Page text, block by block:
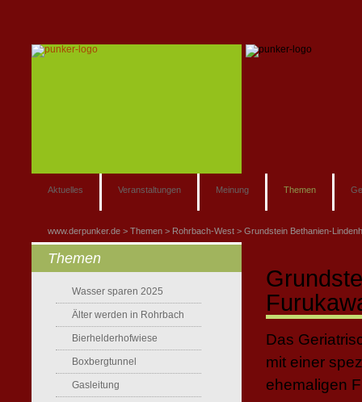
Aktuelles Veranstaltungen Meinung Themen
www.derpunker.de Themen Rohrbach-West Grundstein Bethanien-
Das
mit einer
ehemaligen
Themen
Wasser sparen 2025
Älter werden in Rohrbach
Bierhelderhofwiese
Boxbergtunnel
Gasleitung